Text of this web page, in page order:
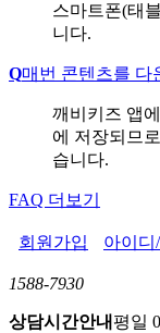
스마트폰(태
니다.
Q매번 콘텐츠를 다
깨비키즈 앱
에 저장되므
습니다.
FAQ 더보기
회원가입 아이디
1588-7930
상담시간안내평일